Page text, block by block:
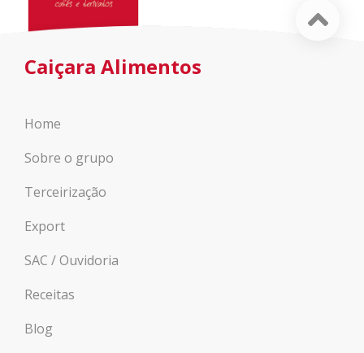
Caiçara Alimentos
Home
Sobre o grupo
Terceirização
Export
SAC / Ouvidoria
Receitas
Blog